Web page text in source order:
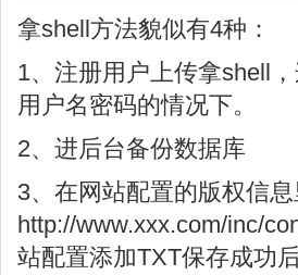
拿shell方法貌似有4种：
1、注册用户上传拿shell
用户名密码的情况下。
2、进后台备份数据库
3、在网站配置的版权信
http://www.xxx.com/inc/
站配置添加TXT保存成功